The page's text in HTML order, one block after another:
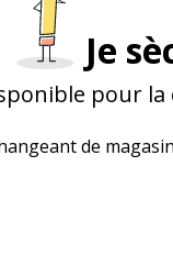
Je
pour la
de